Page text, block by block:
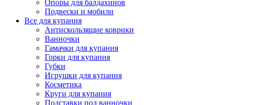
Опоры для балдахинов
Подвески и мобили
Все для купания
Антискользящие коврики
Ванночки
Гамачки для купания
Горки для купания
Губки
Игрушки для купания
Косметика
Круги для купания
Подставки под ванночки